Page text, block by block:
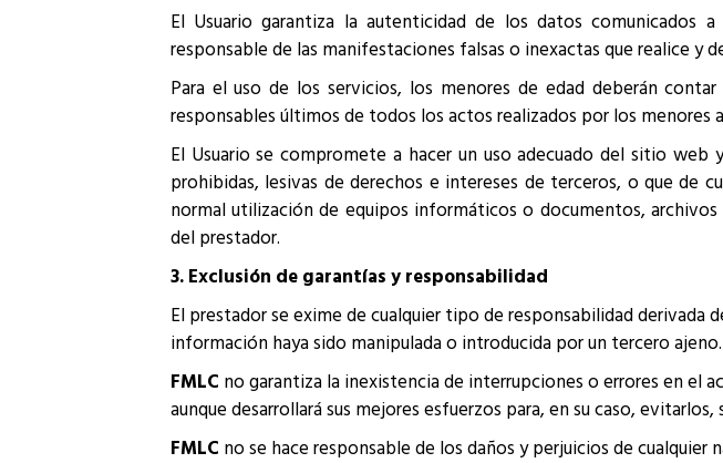
El Usuario garantiza la autenticidad de los datos
responsable de las manifestaciones falsas o inexactas que realice y
Para el uso de los servicios, los menores de edad deberán
responsables últimos de todos los actos realizados por los menores
El Usuario se compromete a hacer un uso adecuado del sitio
prohibidas, lesivas de derechos e intereses de terceros, o que de
normal utilización de equipos informáticos o documentos,
del prestador.
3. Exclusión de garantías y responsabilidad
El prestador se exime de cualquier tipo de responsabilidad
información haya sido manipulada o introducida por un tercero ajeno.
FMLC no garantiza la inexistencia de interrupciones o errores en el
aunque desarrollará sus mejores esfuerzos para, en su caso,
FMLC no se hace responsable de los daños y perjuicios de